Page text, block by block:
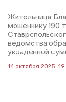
Жительница
мошеннику 190
ведомства
украденной
14 октября 2025,